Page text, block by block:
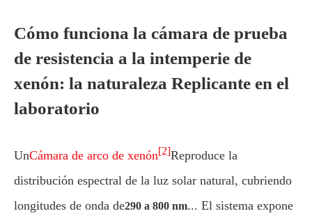
Cómo funciona la cámara de prueba
de resistencia a la intemperie de
xenón: la naturaleza Replicante en el
laboratorio
UnCámara de arco de xenón[2]Reproduce la
distribución espectral de la luz solar natural, cubriendo
longitudes de onda de290 a 800 nm... El sistema expone